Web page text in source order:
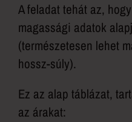
A feladat tehát az,
magassági adatok
(természetesen lehet
hossz-súly).
Ez az alap táblázat,
az árakat: